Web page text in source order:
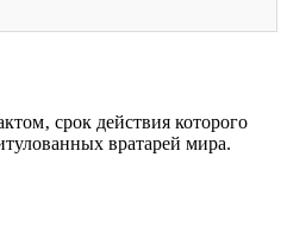
срок действия которого
вратарей мира.